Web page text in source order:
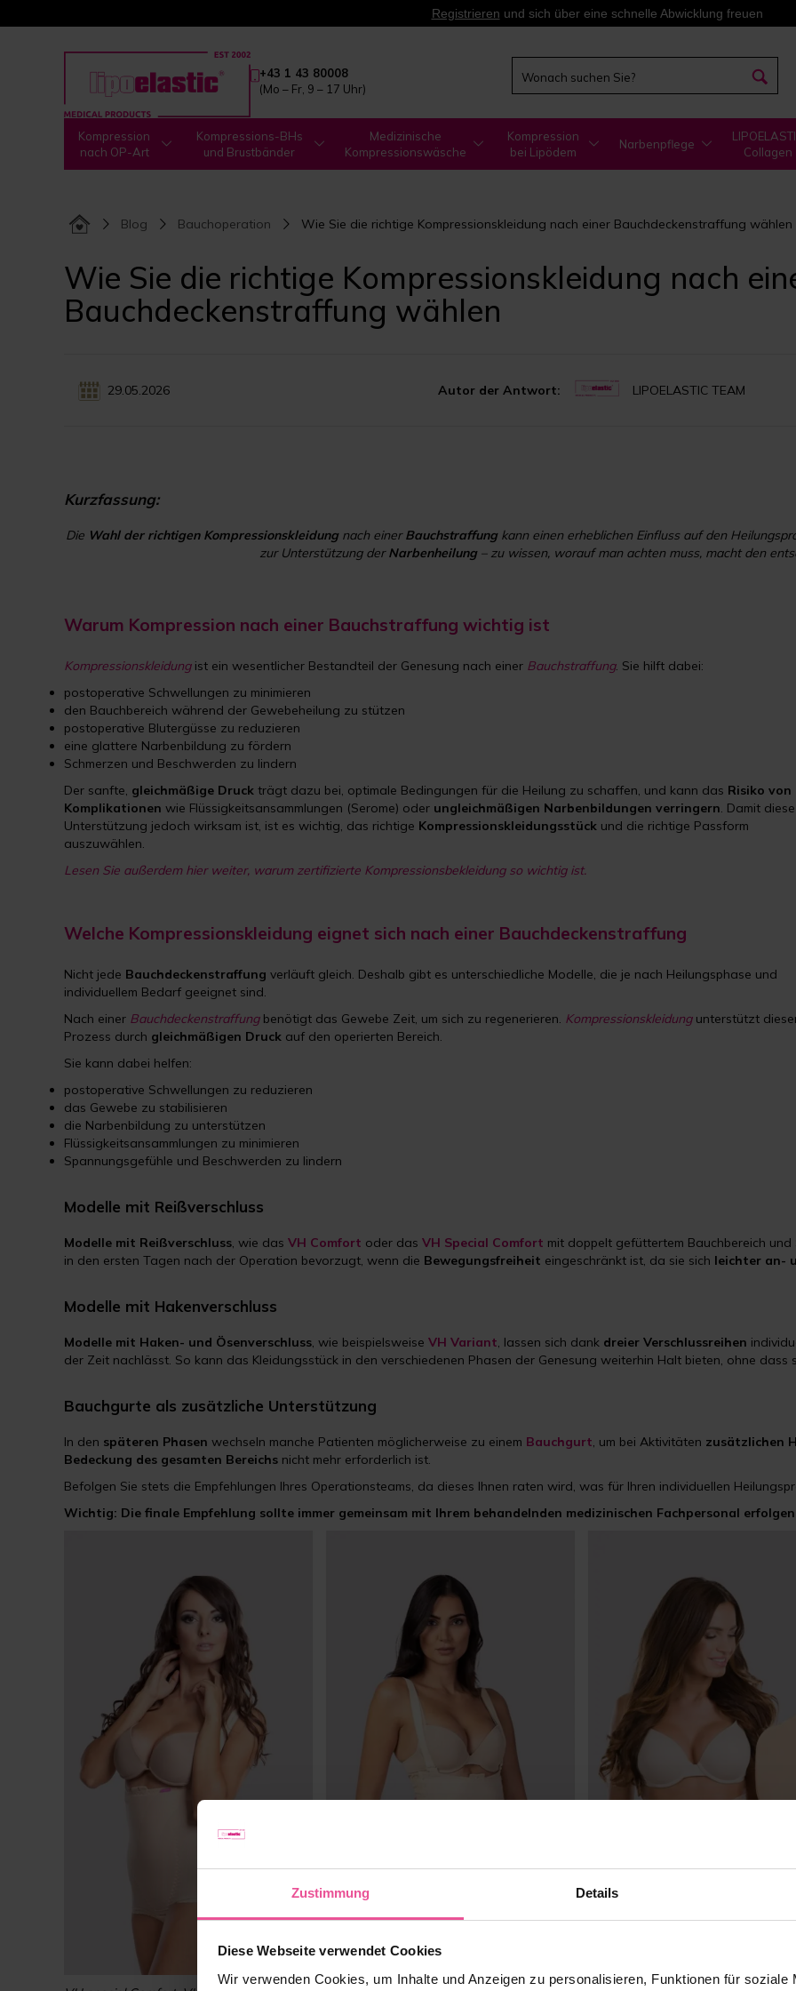
Zustimmung Details
Diese Webseite verwendet Cookies
Wir verwenden Cookies, um Inhalte und Anzeigen zu personalisieren, Funktionen für soziale
Registrieren und sich über eine schnelle Abwicklung freuen
+43 1 43 80008
(Mo – Fr, 9 – 17 Uhr)
Kompression
nach OP-Art
Kompressions-BHs
und Brustbänder
Medizinische
Kompressionswäsche
Kompression
bei Lipödem
Narbenpflege
Collagen
Blog Bauchoperation Wie Sie die richtige Kompressionskleidung nach einer Bauchdeckenstraffung wählen
Wie Sie die richtige Kompressionskleidung nach
Bauchdeckenstraffung wählen
29.05.2026 Autor der Antwort: LIPOELASTIC TEAM
Kurzfassung:
Die Wahl der richtigen Kompressionskleidungnach einerBauchstraffungkann einen erheblichen Einfluss auf den
zur Unterstützung derNarbenheilung– zu wissen, worauf man achten muss, macht den
Warum Kompression nach einer Bauchstraffung wichtig ist
Kompressionskleidungist ein wesentlicher Bestandteil der Genesung nach einer Bauchstraffung. Sie hilft dabei:
postoperative Schwellungen zu minimieren
den Bauchbereich während der Gewebeheilung zu stützen
postoperative Blutergüsse zu reduzieren
eine glattere Narbenbildung zu fördern
Schmerzen und Beschwerden zu lindern
Der sanfte, gleichmäßige Druck trägt dazu bei, optimale Bedingungen für die Heilung zu schaffen, und kann das Risiko von
Komplikationen wie Flüssigkeitsansammlungen (Serome) oder ungleichmäßigen Narbenbildungen verringern. Damit diese
Unterstützung jedoch wirksam ist, ist es wichtig, das richtige Kompressionskleidungsstück und die richtige Passform
auszuwählen.
Lesen Sie außerdem hier weiter, warum zertifizierte Kompressionsbekleidung so wichtig ist.
Welche Kompressionskleidung eignet sich nach einer Bauchdeckenstraffung
Nicht jede Bauchdeckenstraffung verläuft gleich. Deshalb gibt es unterschiedliche Modelle, die je nach Heilungsphase und
individuellem Bedarf geeignet sind.
Nach einer Bauchdeckenstraffungbenötigt das Gewebe Zeit, um sich zu regenerieren. Kompressionskleidungunterstützt
Prozess durch gleichmäßigen Druck auf den operierten Bereich.
Sie kann dabei helfen:
postoperative Schwellungen zu reduzieren
das Gewebe zu stabilisieren
die Narbenbildung zu unterstützen
Flüssigkeitsansammlungen zu minimieren
Spannungsgefühle und Beschwerden zu lindern
Modelle mit Reißverschluss
Modelle mit Reißverschluss, wie das VH Comfort oder das VH Special Comfort mit doppelt gefüttertem Bauchbereich
in den ersten Tagen nach der Operation bevorzugt, wenn die Bewegungsfreiheit eingeschränkt ist, da sie sich leichter an-
Modelle mit Hakenverschluss
Modelle mit Haken- und Ösenverschluss, wie beispielsweise VH Variant, lassen sich dank dreier Verschlussreihen
der Zeit nachlässt. So kann das Kleidungsstück in den verschiedenen Phasen der Genesung weiterhin Halt bieten, ohne
Bauchgurte als zusätzliche Unterstützung
In den späteren Phasen wechseln manche Patienten möglicherweise zu einem Bauchgurt, um bei Aktivitäten zusätzlichen
Bedeckung des gesamten Bereichs nicht mehr erforderlich ist.
Befolgen Sie stets die Empfehlungen Ihres Operationsteams, da dieses Ihnen raten wird, was für Ihren individuellen
Wichtig: Die finale Empfehlung sollte immer gemeinsam mit Ihrem behandelnden medizinischen Fachpersonal